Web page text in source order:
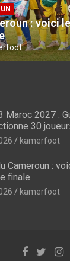
: voici
Maroc 2027 :
30
kamerfoot
Cameroun :
finale
kamerfoot